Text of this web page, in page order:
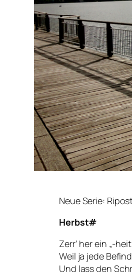
Neue Serie:
Herbst#
Zerr‘ her ein „-
Weil ja jede
Und lass den